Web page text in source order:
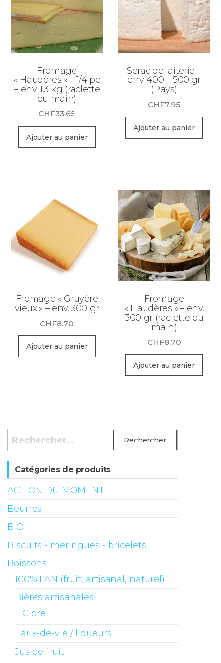
Fromage
« Haudères » – 1/4 pc
– env. 1.3 kg (raclette
ou main)
CHF33.65
Ajouter au panier
Serac de laiterie –
env. 400 – 500 gr
(Pays)
CHF7.95
Ajouter au panier
Fromage « Gruyère
vieux » – env. 300 gr
CHF8.70
Ajouter au panier
Fromage
« Haudères » – env.
300 gr (raclette ou
main)
CHF8.70
Ajouter au panier
Rechercher :
Catégories de produits
ACTION DU MOMENT
Beurres
BIO
Biscuits - meringues - bricelets
Boissons
100% FAN (fruit, artisanal, naturel)
Bières artisanales
Cidre
Eaux-de-vie / liqueurs
Jus de fruit